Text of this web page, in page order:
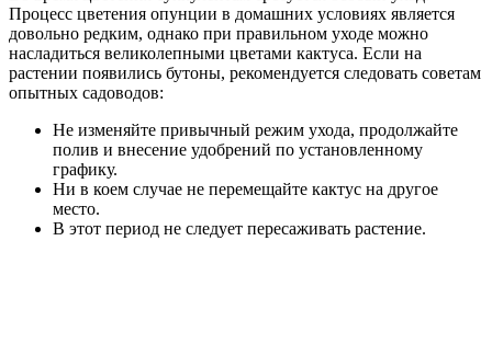
Процесс цветения опунции в домашних условиях является
довольно редким, однако при правильном уходе можно
насладиться великолепными цветами кактуса. Если на
растении появились бутоны, рекомендуется следовать советам
опытных садоводов:
Не изменяйте привычный режим ухода, продолжайте
полив и внесение удобрений по установленному
графику.
Ни в коем случае не перемещайте кактус на другое
место.
В этот период не следует пересаживать растение.